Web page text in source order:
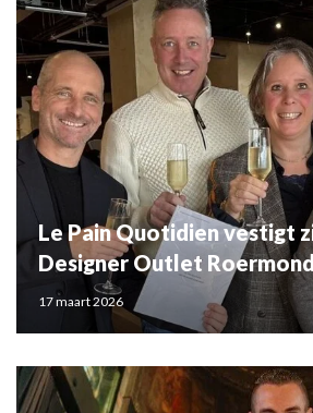
Le Pain Quotidien vestigt
Designer Outlet
17 maart 2026